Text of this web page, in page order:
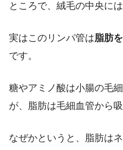
ところで、絨毛の中央には
実はこのリンパ管は脂肪
です。
糖やアミノ酸は小腸の毛
が、脂肪は毛細血管から
なぜかというと、脂肪は